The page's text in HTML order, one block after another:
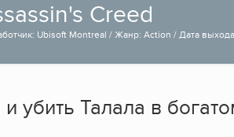
Creed
Ubisoft Montreal / Жанр: Action / Дата
и убить Талала в